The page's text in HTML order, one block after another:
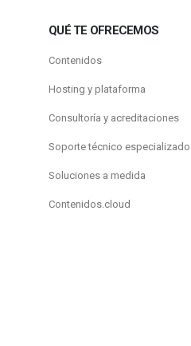
QUÉ TE OFRECEMOS
Contenidos
Hosting y plataforma
Consultoría y acreditaciones
Soporte técnico especializado
Soluciones a medida
Contenidos.cloud